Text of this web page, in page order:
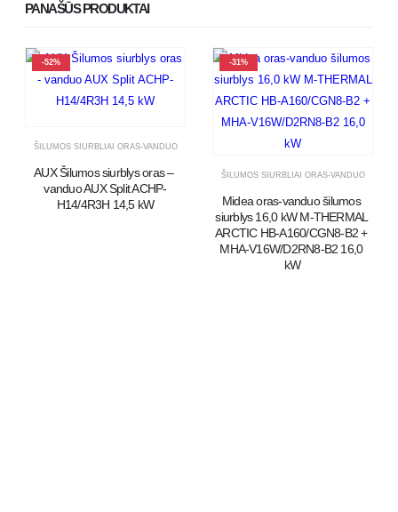
PANAŠŪS PRODUKTAI
-52%
ŠILUMOS SIURBLIAI ORAS-VANDUO
AUX Šilumos siurblys oras –
vanduo AUX Split ACHP-
H14/4R3H 14,5 kW
-31%
ŠILUMOS SIURBLIAI ORAS-VANDUO
Midea oras-vanduo šilumos
siurblys 16,0 kW M-THERMAL
ARCTIC HB-A160/CGN8-B2 +
MHA-V16W/D2RN8-B2 16,0
kW